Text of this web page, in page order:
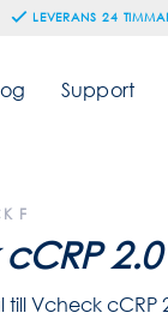
LEVERANS 24
Support
F
till Vcheck cCRP